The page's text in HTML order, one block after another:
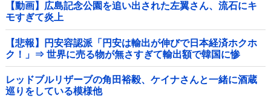
【動画】広島記念公園を追い出された左翼さん、流石にキ
モすぎて炎上
【悲報】円安容認派「円安は輸出が伸びで日本経済ホクホ
ク！」⇒ 世界に売る物が無さすぎて輸出額で韓国に惨
敗・・・
レッドブルリザーブの角田裕毅、ケイナさんと一緒に酒蔵
巡りをしている模様他